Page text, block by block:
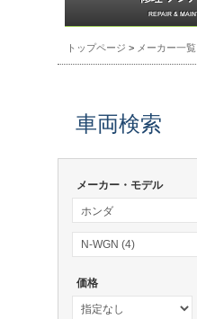
トップページ > メーカー一覧
車両検索
メーカー・モデル
価格